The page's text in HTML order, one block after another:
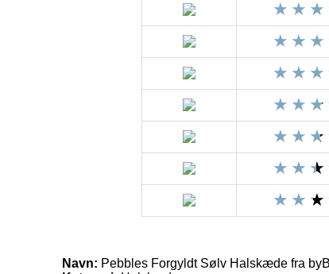
Navn: Pebbles Forgyldt Sølv Halskæde fra